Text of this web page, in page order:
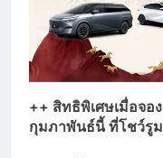
++ สิทธิพิเศษเมื่อจอ
กุมภาพันธ์นี้ ที่โชว์รูม